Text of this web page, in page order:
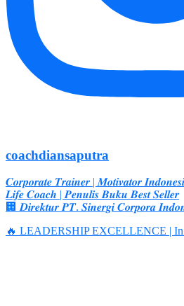
coachdiansaputra
𝑪𝒐𝒓𝒑𝒐𝒓𝒂𝒕𝒆 𝑻𝒓𝒂𝒊𝒏𝒆𝒓 | 𝑴𝒐𝒕𝒊𝒗𝒂𝒕𝒐𝒓
𝑳𝒊𝒇𝒆 𝑪𝒐𝒂𝒄𝒉 | 𝑷𝒆𝒏𝒖𝒍𝒊𝒔 𝑩𝒖𝒌𝒖 𝑩𝒆𝒔𝒕 𝑺𝒆𝒍𝒍𝒆𝒓
🏢 𝑫𝒊𝒓𝒆𝒌𝒕𝒖𝒓 𝑷𝑻. 𝑺𝒊𝒏𝒆𝒓𝒈𝒊 𝑪𝒐𝒓𝒑𝒐𝒓𝒂
🔥 LEADERSHIP EXCELLENCE | In